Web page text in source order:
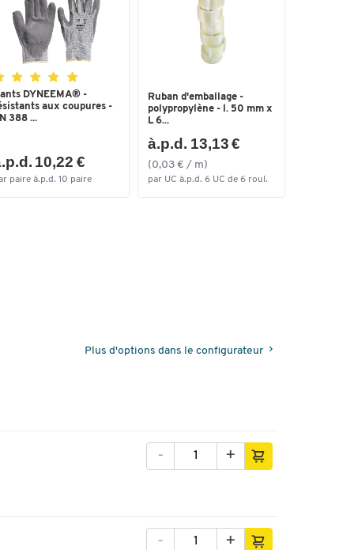
DYNEEMA® -
aux coupures -
388 ...
10,22 €
paire à.p.d. 10 paire
Ruban d'emballage -
polypropylène - l. 50 mm x
L 6...
à.p.d. 13,13 €
(0,03 € / m)
par UC à.p.d. 6 UC de 6 roul.
Plus d'options dans le configurateur
+
-
+
-